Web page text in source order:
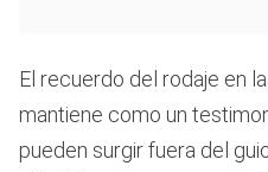
El recuerdo del rodaje en
mantiene como un
pueden surgir fuera del